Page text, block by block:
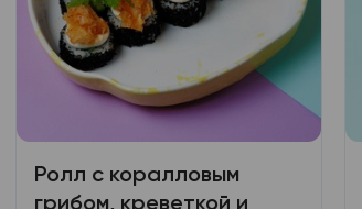
Ролл с коралловым
грибом, креветкой и